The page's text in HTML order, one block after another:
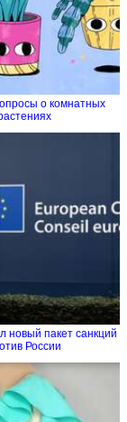
о комнатных
новый пакет санкций
России